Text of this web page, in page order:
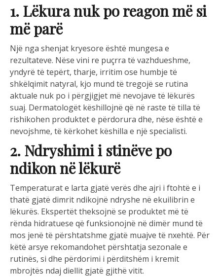
1. Lëkura nuk po reagon më si
më parë
Një nga shenjat kryesore është mungesa e
rezultateve. Nëse vini re puçrra të vazhdueshme,
yndyrë të tepërt, tharje, irritim ose humbje të
shkëlqimit natyral, kjo mund të tregojë se rutina
aktuale nuk po i përgjigjet më nevojave të lëkurës
suaj. Dermatologët këshillojnë që në raste të tilla të
rishikohen produktet e përdorura dhe, nëse është e
nevojshme, të kërkohet këshilla e një specialisti.
2. Ndryshimi i stinëve po
ndikon në lëkurë
Temperaturat e larta gjatë verës dhe ajri i ftohtë e i
thatë gjatë dimrit ndikojnë ndryshe në ekuilibrin e
lëkurës. Ekspertët theksojnë se produktet më të
rënda hidratuese që funksionojnë në dimër mund të
mos jenë të përshtatshme gjatë muajve të nxehtë. Për
këtë arsye rekomandohet përshtatja sezonale e
rutinës, si dhe përdorimi i përditshëm i kremit
mbrojtës ndaj diellit gjatë gjithë vitit.